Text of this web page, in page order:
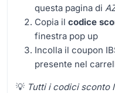
questa pagina di
Copia il codice
finestra pop up
Incolla il coupon
presente nel
💡 Tutti i codici sconto